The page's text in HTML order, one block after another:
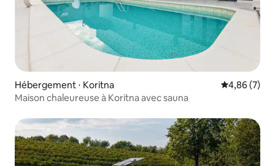
Hébergement ⋅ Koritna Évaluation
4,86 (7)
Maison chaleureuse à Koritna avec sauna